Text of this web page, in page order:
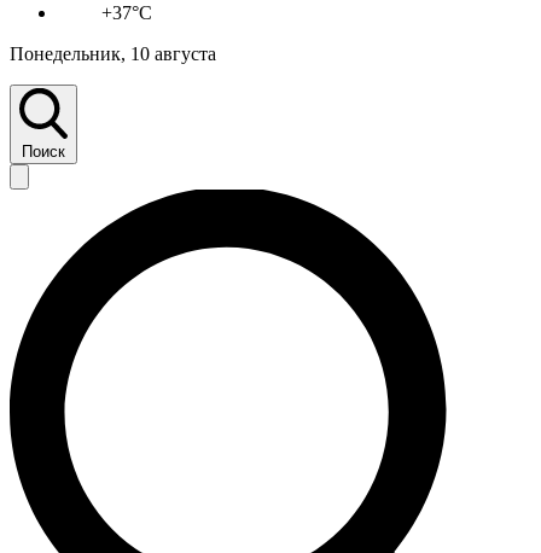
+37°C
Понедельник, 10 августа
Поиск